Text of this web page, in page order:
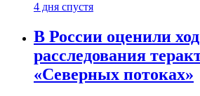
4 дня спустя
В России оценили ход
расследования
«Северных потоках»